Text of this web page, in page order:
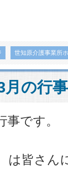
世知原介護事業所
月の行
です。
は皆さん